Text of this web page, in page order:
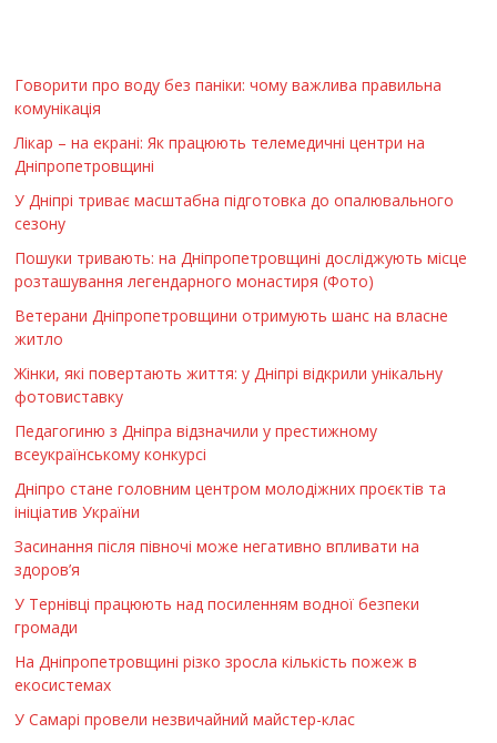
Говорити про воду без паніки: чому важлива правильна
комунікація
Лікар – на екрані: Як працюють телемедичні центри на
Дніпропетровщині
У Дніпрі триває масштабна підготовка до опалювального
сезону
Пошуки тривають: на Дніпропетровщині досліджують місце
розташування легендарного монастиря (Фото)
Ветерани Дніпропетровщини отримують шанс на власне
житло
Жінки, які повертають життя: у Дніпрі відкрили унікальну
фотовиставку
Педагогиню з Дніпра відзначили у престижному
всеукраїнському конкурсі
Дніпро стане головним центром молодіжних проєктів та
ініціатив України
Засинання після півночі може негативно впливати на
здоров’я
У Тернівці працюють над посиленням водної безпеки
громади
На Дніпропетровщині різко зросла кількість пожеж в
екосистемах
У Самарі провели незвичайний майстер-клас